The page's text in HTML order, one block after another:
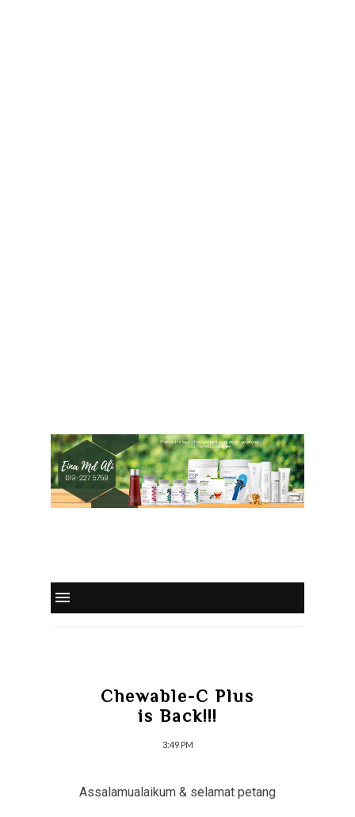
Chewable-C Plus
is Back!!!
3:49 PM
Assalamualaikum & selamat petang